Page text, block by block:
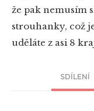
SDÍLENÍ
že pak nemusím
strouhanky, což
uděláte z asi 8